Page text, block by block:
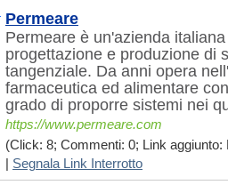
Permeare
Permeare è un'azienda
progettazione e produzione di
tangenziale. Da anni opera
farmaceutica ed alimentare
grado di proporre sistemi nei
https://www.permeare.com
(Click: 8; Commenti: 0; Link aggiunto:
Segnala Link Interrotto